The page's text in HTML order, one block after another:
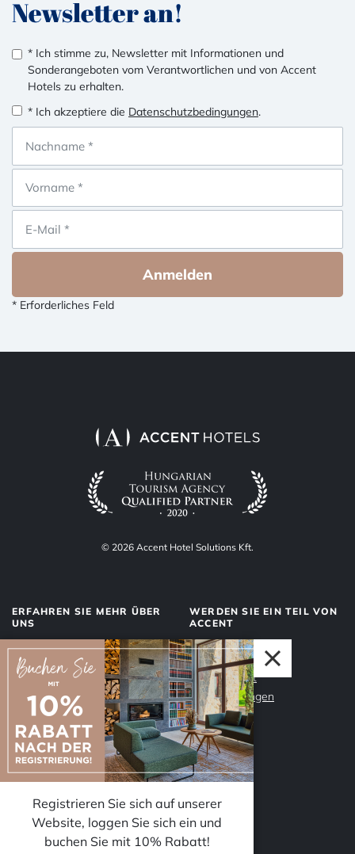
Newsletter an!
* Ich stimme zu, Newsletter mit Informationen und
Sonderangeboten vom Verantwortlichen und von Accent
Hotels zu erhalten.
* Ich akzeptiere die Datenschutzbedingungen.
Anmelden
* Erforderliches Feld
© 2026 Accent Hotel Solutions Kft.
ERFAHREN SIE MEHR ÜBER
UNS
Über uns
Datenschutz
Impressum
Warum Accent?
WERDEN SIE EIN TEIL VON
ACCENT
Management
Dienstleistungen
Unser Team
FOLGEN SIE UNS
Registrieren Sie sich auf unserer
Website, loggen Sie sich ein und
buchen Sie mit 10% Rabatt!